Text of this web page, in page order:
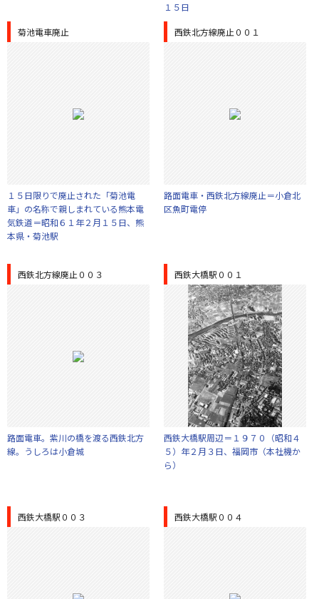
１５日
菊池電車廃止
１５日限りで廃止された「菊池電
車」の名称で親しまれている熊本電
気鉄道＝昭和６１年２月１５日、熊
本県・菊池駅
西鉄北方線廃止００１
路面電車・西鉄北方線廃止＝小倉北
区魚町電停
西鉄北方線廃止００３
路面電車。紫川の橋を渡る西鉄北方
線。うしろは小倉城
西鉄大橋駅００１
西鉄大橋駅周辺＝１９７０（昭和４
５）年２月３日、福岡市（本社機か
ら）
西鉄大橋駅００３ 西鉄大橋駅００４